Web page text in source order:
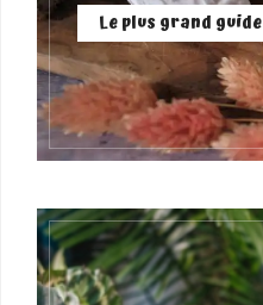
Le plus grand